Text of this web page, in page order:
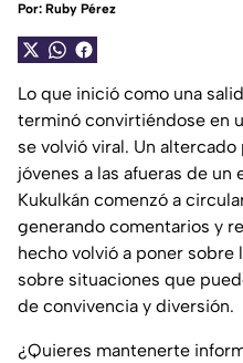
Por: Ruby Pérez
Lo que inició como una
terminó convirtiéndose en
se volvió viral. Un
jóvenes a las afueras de
Kukulkán comenzó a
generando comentarios y
hecho volvió a poner sobre
sobre situaciones que
de convivencia y diversión.
¿Quieres mantenerte